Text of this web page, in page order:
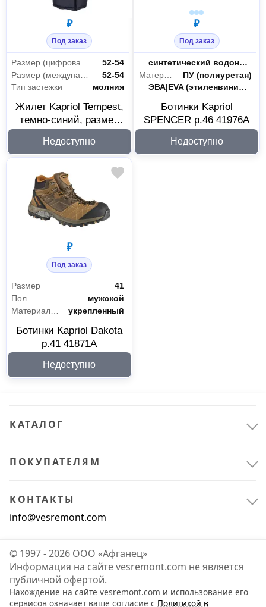
Спецодежда и СИЗ 13
5
₽
Под заказ
52-54
52-54
Тип застежки
молния
Жилет Kapriol Tempest,
темно-синий, размер
Недоступно
₽
Под заказ
Материал верха
синтетический водонепроницаемый нубук
Материал подошвы
ПУ (полиуретан)
Материал стельки
ЭВА|EVA (этиленвинилацетат) с гелевой вставкой
Ботинки Kapriol
SPENCER р.46 41976А
Недоступно
₽
Под заказ
Размер
41
Пол
мужской
укрепленный
Ботинки Kapriol Dakota
р.41 41871А
Недоступно
КАТАЛОГ
ПОКУПАТЕЛЯМ
КОНТАКТЫ
info@vesremont.com
© 1997 - 2026 ООО «Афганец»
Информация на сайте vesremont.com не является
публичной офертой.
Нахождение на сайте vesremont.com и использование его
сервисов означает ваше согласие с Политикой в